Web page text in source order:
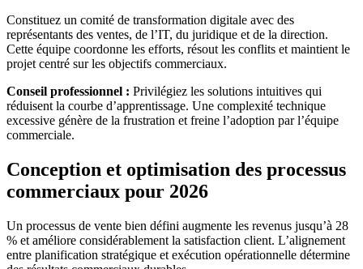
Constituez un comité de transformation digitale avec des
représentants des ventes, de l’IT, du juridique et de la direction.
Cette équipe coordonne les efforts, résout les conflits et maintient le
projet centré sur les objectifs commerciaux.
Conseil professionnel : Privilégiez les solutions intuitives qui
réduisent la courbe d’apprentissage. Une complexité technique
excessive génère de la frustration et freine l’adoption par l’équipe
commerciale.
Conception et optimisation des processus
commerciaux pour 2026
Un processus de vente bien défini augmente les revenus jusqu’à 28
% et améliore considérablement la satisfaction client. L’alignement
entre planification stratégique et exécution opérationnelle détermine